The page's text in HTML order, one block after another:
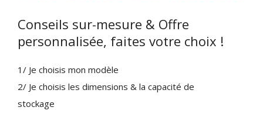
Conseils sur-mesure & Offre
personnalisée, faites votre choix !
1/ Je choisis mon modèle
2/ Je choisis les dimensions & la capacité de
stockage